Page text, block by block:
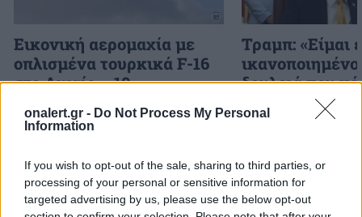
onalert.gr - Do Not Process My Personal
Information
If you wish to opt-out of the sale, sharing to third parties, or
processing of your personal or sensitive information for
targeted advertising by us, please use the below opt-out
Εικονική αερομαχία με
οπλισμένα τουρκικά F-16
στο Αιγαίο – 10
παραβάσεις και 17
παραβιάσεις ο
Τραμπ: «Είμαι
δουλειά που
Χέγκσεθ»
ΔΙΑΦΗΜΙΣΗ